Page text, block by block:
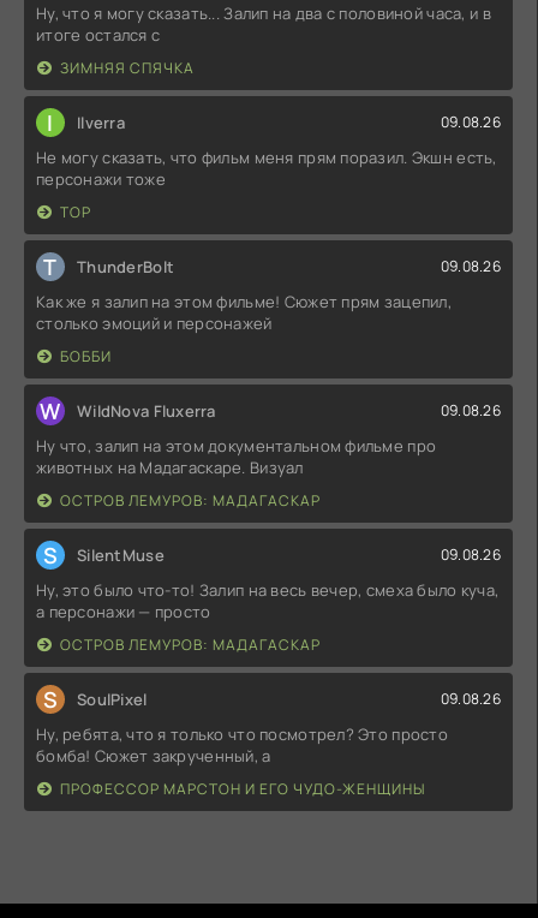
Ну, что я могу сказать... Залип на два с половиной часа, и в
итоге остался с
ЗИМНЯЯ СПЯЧКА
I Ilverra 09.08.26
Не могу сказать, что фильм меня прям поразил. Экшн есть,
персонажи тоже
ТОР
T ThunderBolt 09.08.26
Как же я залип на этом фильме! Сюжет прям зацепил,
столько эмоций и персонажей
БОББИ
W WildNova Fluxerra 09.08.26
Ну что, залип на этом документальном фильме про
животных на Мадагаскаре. Визуал
ОСТРОВ ЛЕМУРОВ: МАДАГАСКАР
S SilentMuse 09.08.26
Ну, это было что-то! Залип на весь вечер, смеха было куча,
а персонажи — просто
ОСТРОВ ЛЕМУРОВ: МАДАГАСКАР
S SoulPixel 09.08.26
Ну, ребята, что я только что посмотрел? Это просто
бомба! Сюжет закрученный, а
ПРОФЕССОР МАРСТОН И ЕГО ЧУДО-ЖЕНЩИНЫ